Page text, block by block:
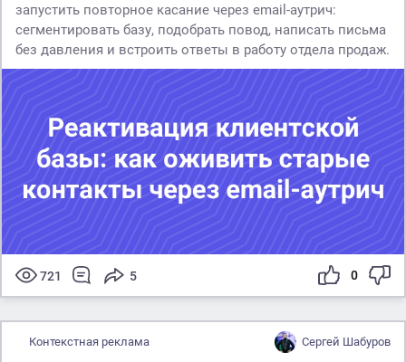
запустить повторное касание через email-аутрич:
сегментировать базу, подобрать повод, написать письма
без давления и встроить ответы в работу отдела продаж.
721 5 0
Контекстная реклама Сергей Шабуров